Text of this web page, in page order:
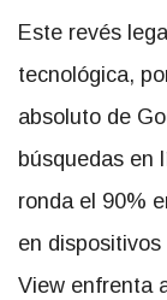
Este revés
tecnológica,
absoluto de
búsquedas en
ronda el 90%
en
View enfrenta